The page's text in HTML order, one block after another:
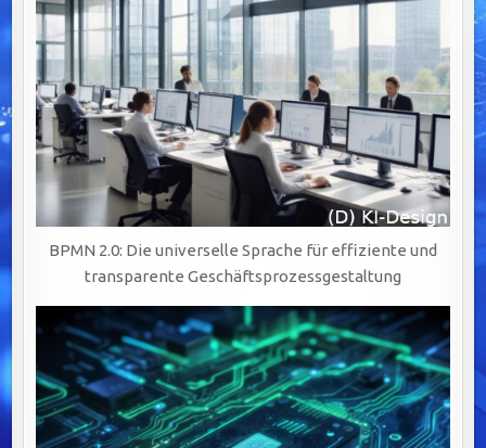
BPMN 2.0: Die universelle Sprache für effiziente und
transparente Geschäftsprozessgestaltung